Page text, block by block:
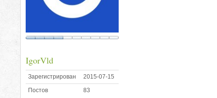
IgorVld
Зарегистрирован
2015-07-15
Постов
83